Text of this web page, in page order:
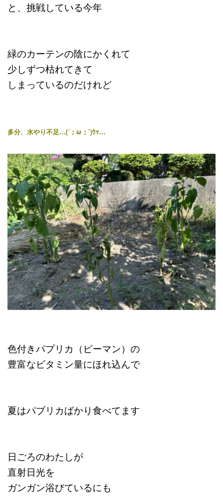
と、挑戦している今年
緑のカーテンの陰にかくれて
少しずつ枯れてきて
しまっているのだけれど
多分、水やり不足…(´；ω；`)ｳｯ…
色付きパプリカ（ピーマン）の
豊富なビタミン量にほれ込んで
夏はパブリカばかり食べてます
日ごろのわたしが
直射日光を
ガンガン浴びているにも